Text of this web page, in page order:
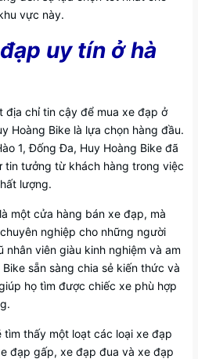
vực này.
uy tín ở hà
địa chỉ tin cậy để mua xe đạp ở
Hoàng Bike là lựa chọn hàng đầu.
1, Đống Đa, Huy Hoàng Bike đã
tưởng từ khách hàng trong việc
lượng.
một cửa hàng bán xe đạp, mà
nghiệp cho những người
nhân viên giàu kinh nghiệm và am
sẵn sàng chia sẻ kiến thức và
họ tìm được chiếc xe phù hợp
tìm thấy một loạt các loại xe đạp
đạp gấp, xe đạp đua và xe đạp